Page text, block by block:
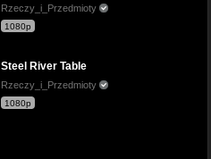
Rzeczy_i_Przedmioty
1080p
Steel River Table
Rzeczy_i_Przedmioty
1080p